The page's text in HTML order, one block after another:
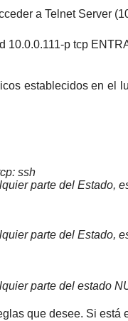
a Telnet Server
10.0.0.111-p tcp
establecidos en el
ssh
parte del Estado,
parte del Estado,
parte del estado
que desee. Si